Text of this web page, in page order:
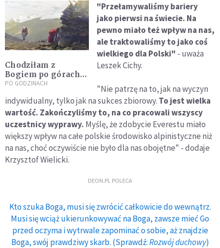
Chodziłam z
Bogiem po górach
[WYWIAD]
PO GODZINACH
"Przełamywaliśmy bariery
jako pierwsi na świecie. Na
pewno miało też wpływ na nas,
ale traktowaliśmy to jako coś
wielkiego dla Polski" - uważa
Leszek Cichy.
"Nie patrzę na to, jak na wyczyn
indywidualny, tylko jak na sukces zbiorowy. To jest wielka
wartość. Zakończyliśmy to, na co pracowali wszyscy
uczestnicy wyprawy. Myślę, że zdobycie Everestu miało
większy wpływ na całe polskie środowisko alpinistyczne niż
na nas, choć oczywiście nie było dla nas obojętne" - dodaje
Krzysztof Wielicki.
DEON.PL POLECA
Kto szuka Boga, musi się zwrócić całkowicie do wewnątrz.
Musi się wciąż ukierunkowywać na Boga, zawsze mieć Go
przed oczyma i wytrwale zapominać o sobie, aż znajdzie
Boga, swój prawdziwy skarb. (Sprawdź:Rozwój duchowy)